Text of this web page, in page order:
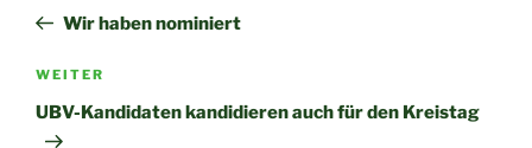
Beitrag
Wir haben nominiert
Nächster
Beitrag
WEITER
UBV-Kandidaten kandidieren auch für den Kreistag